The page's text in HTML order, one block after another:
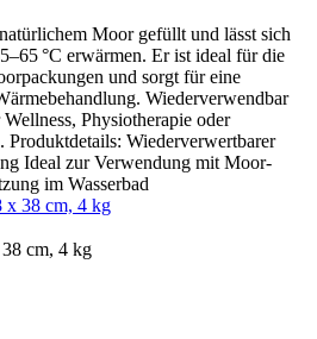
Moor gefüllt und lässt sich
°C erwärmen. Er ist ideal für die
und sorgt für eine
Wiederverwendbar
Physiotherapie oder
Produktdetails: Wiederverwertbarer
Ideal zur Verwendung mit Moor-
im Wasserbad
cm, 4 kg